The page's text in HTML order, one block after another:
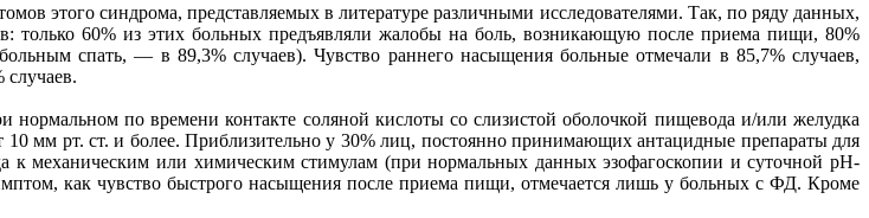
этого синдрома, представляемых в литературе различными исследователями. Так, по ряду данных,
60% из этих больных предъявляли жалобы на боль, возникающую после приема пищи, 80%
спать, — в 89,3% случаев). Чувство раннего насыщения больные отмечали в 85,7% случаев,
по времени контакте соляной кислоты со слизистой оболочкой пищевода и/или желудка
мм рт. ст. и более. Приблизительно у 30% лиц, постоянно принимающих антацидные препараты для
к механическим или химическим стимулам (при нормальных данных эзофагоскопии и суточной рН-
как чувство быстрого насыщения после приема пищи, отмечается лишь у больных с ФД. Кроме